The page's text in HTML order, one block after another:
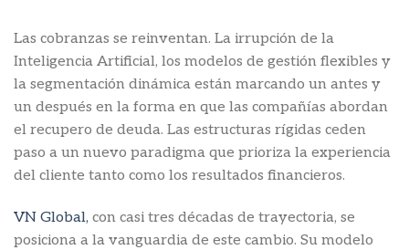
Las cobranzas se reinventan. La irrupción de la
Inteligencia Artificial, los modelos de gestión flexibles y
la segmentación dinámica están marcando un antes y
un después en la forma en que las compañías abordan
el recupero de deuda. Las estructuras rígidas ceden
paso a un nuevo paradigma que prioriza la experiencia
del cliente tanto como los resultados financieros.
VN Global, con casi tres décadas de trayectoria, se
posiciona a la vanguardia de este cambio. Su modelo